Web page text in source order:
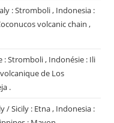
: Stromboli , Indonesia :
volcanic chain ,
: Stromboli , Indonésie : Ili
de Los
.
/ Sicily : Etna , Indonesia :